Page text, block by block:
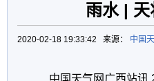
雨水 |
2020-02-18 19:33:42 来源： 中国
中国天气网广西站讯